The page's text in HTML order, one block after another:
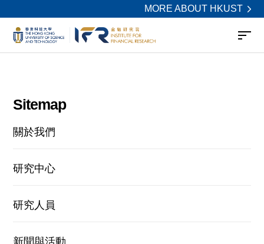
MORE ABOUT HKUST
Sitemap
關於我們
研究中心
研究人員